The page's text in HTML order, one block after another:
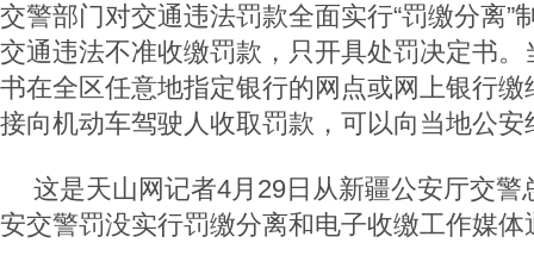
交警部门对交通违法罚款全面实行“罚缴分离”
交通违法不准收缴罚款，只开具处罚决定书
书在全区任意地指定银行的网点或网上银行
接向机动车驾驶人收取罚款，可以向当地公安
这是天山网记者4月29日从新疆公安厅交警
安交警罚没实行罚缴分离和电子收缴工作媒体